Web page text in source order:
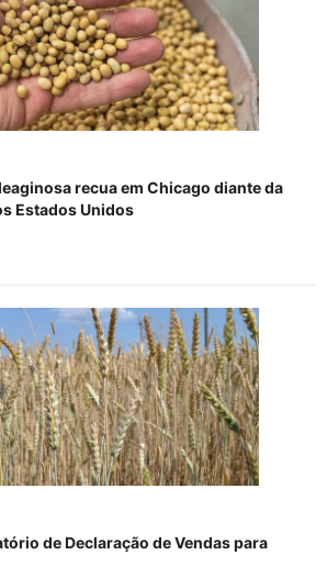
recua em Chicago diante da
Estados Unidos
de Declaração de Vendas para